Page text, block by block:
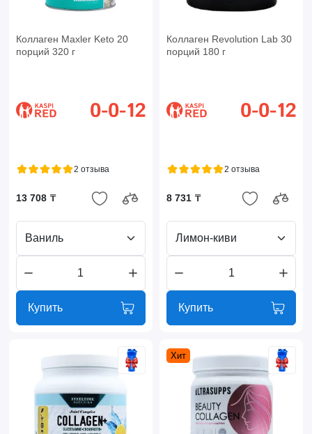
Коллаген Maxler Keto 20
порций 320 г
2 отзыва
13 708 ₸
Ваниль
Купить
Коллаген Revolution Lab 30
порций 180 г
2 отзыва
8 731 ₸
Лимон-киви
Купить
Хит